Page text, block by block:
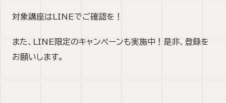
対象講座はLINEでご確認を！
また、LINE限定のキャンペーンも実施中！是非、登録を
お願いします。